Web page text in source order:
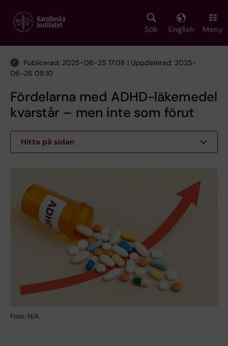
main
Sök English Meny
Publicerad: 2025-06-25 17:08 | Uppdaterad: 2025-
06-26 08:10
Fördelarna med ADHD-läkemedel
kvarstår – men inte som förut
Hitta på sidan
Foto: N/A